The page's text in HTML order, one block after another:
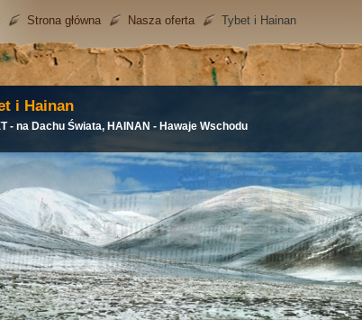
Strona główna Nasza oferta Tybet i Hainan
i Hainan
- na Dachu Świata, HAINAN - Hawaje Wschodu